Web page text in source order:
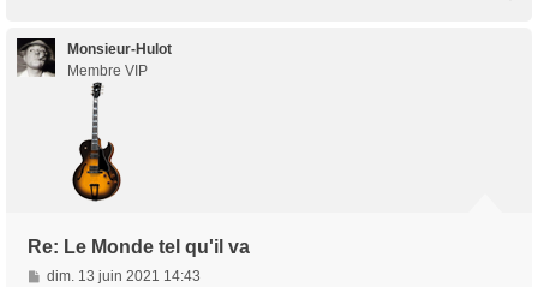
Monsieur-Hulot
Membre VIP
Re: Le Monde tel qu'il va
M
dim. 13 juin 2021 14:43